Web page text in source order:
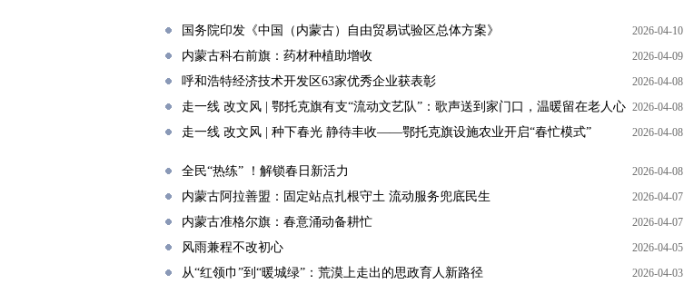
国务院印发《中国（内蒙古）自由贸易试验区总体方案》 2026-04-10
内蒙古科右前旗：药材种植助增收 2026-04-09
呼和浩特经济技术开发区63家优秀企业获表彰 2026-04-08
走一线 改文风 | 鄂托克旗有支“流动文艺队”：歌声送到家门口，温暖留在老人心 2026-04-08
走一线 改文风 | 种下春光 静待丰收——鄂托克旗设施农业开启“春忙模式” 2026-04-08
全民“热练” ！解锁春日新活力 2026-04-08
内蒙古阿拉善盟：固定站点扎根守土 流动服务兜底民生 2026-04-07
内蒙古准格尔旗：春意涌动备耕忙 2026-04-07
风雨兼程不改初心 2026-04-05
从“红领巾”到“暖城绿”：荒漠上走出的思政育人新路径 2026-04-03